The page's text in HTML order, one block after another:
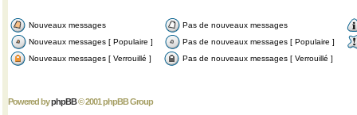
Nouveaux messages
Pas de nouveaux messages
Nouveaux messages [ Populaire ]
Pas de nouveaux messages [ Populaire ]
Nouveaux messages [ Verrouillé ]
Pas de nouveaux messages [ Verrouillé ]
Powered byphpBB© 2001 phpBB Group